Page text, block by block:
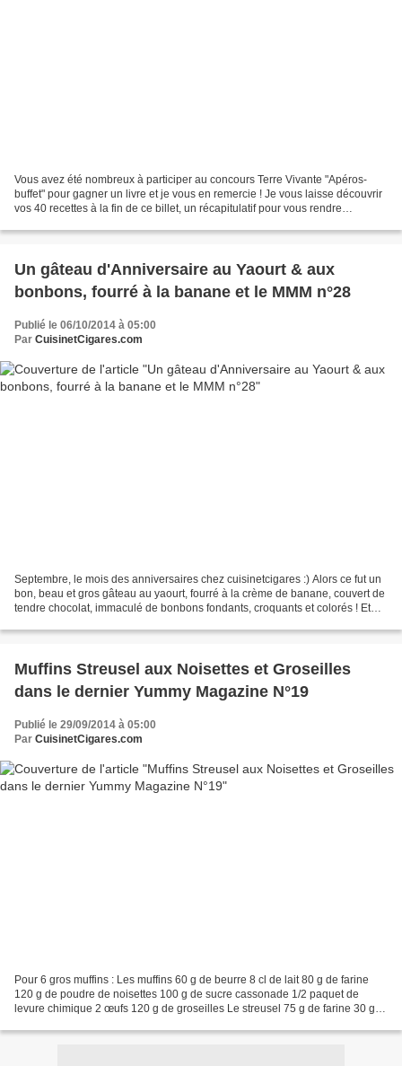
Vous avez été nombreux à participer au concours Terre Vivante "Apéros-
buffet" pour gagner un livre et je vous en remercie ! Je vous laisse découvrir
vos 40 recettes à la fin de ce billet, un récapitulatif pour vous rendre
Un gâteau d'Anniversaire au Yaourt & aux
bonbons, fourré à la banane et le MMM n°28
Publié le 06/10/2014 à 05:00
Par CuisinetCigares.com
Septembre, le mois des anniversaires chez cuisinetcigares :) Alors ce fut un
bon, beau et gros gâteau au yaourt, fourré à la crème de banane, couvert de
tendre chocolat, immaculé de bonbons fondants, croquants et colorés ! Et
Muffins Streusel aux Noisettes et Groseilles
dans le dernier Yummy Magazine N°19
Publié le 29/09/2014 à 05:00
Par CuisinetCigares.com
Pour 6 gros muffins : Les muffins 60 g de beurre 8 cl de lait 80 g de farine
120 g de poudre de noisettes 100 g de sucre cassonade 1/2 paquet de
levure chimique 2 œufs 120 g de groseilles Le streusel 75 g de farine 30 g